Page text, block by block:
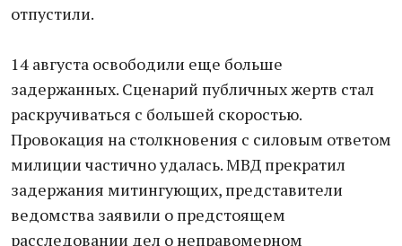
отпустили.
14 августа освободили еще больше
задержанных. Сценарий публичных жертв стал
раскручиваться с большей скоростью.
Провокация на столкновения с силовым ответом
милиции частично удалась. МВД прекратил
задержания митингующих, представители
ведомства заявили о предстоящем
расследовании дел о неправомерном